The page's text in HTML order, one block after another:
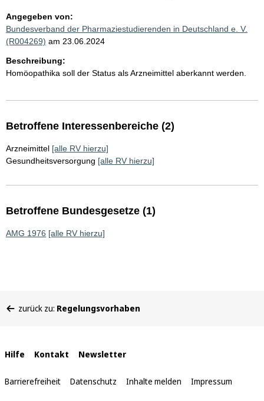
Angegeben von:
Bundesverband der Pharmaziestudierenden in Deutschland e. V.
(R004269) am 23.06.2024
Beschreibung:
Homöopathika soll der Status als Arzneimittel aberkannt werden.
Betroffene Interessenbereiche (2)
Arzneimittel [alle RV hierzu]
Gesundheitsversorgung [alle RV hierzu]
Betroffene Bundesgesetze (1)
AMG 1976 [alle RV hierzu]
befinden
zurück zu: Regelungsvorhaben
Interne
Links
Hilfe Kontakt Newsletter
Barrierefreiheit Datenschutz Inhalte melden Impressum